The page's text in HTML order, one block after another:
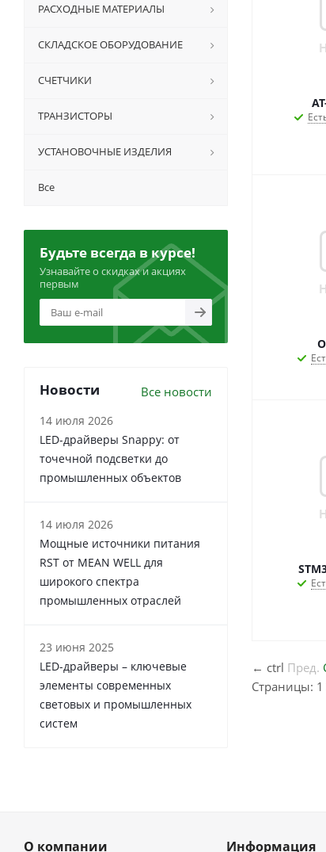
← ctrl Пред.
Страницы: 1
РАСХОДНЫЕ МАТЕРИАЛЫ
СКЛАДСКОЕ ОБОРУДОВАНИЕ
СЧЕТЧИКИ
ТРАНЗИСТОРЫ
УСТАНОВОЧНЫЕ ИЗДЕЛИЯ
Все
Будьте всегда в курсе!
Узнавайте о скидках и акциях
первым
Новости Все новости
14 июля 2026
LED-драйверы Snappy: от
точечной подсветки до
промышленных объектов
14 июля 2026
Мощные источники питания
RST от MEAN WELL для
широкого спектра
промышленных отраслей
23 июня 2025
LED-драйверы – ключевые
элементы современных
световых и промышленных
систем
О компании Информация